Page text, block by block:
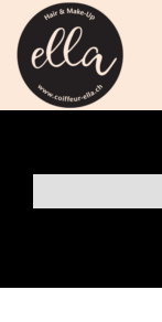
Inhalt
springen